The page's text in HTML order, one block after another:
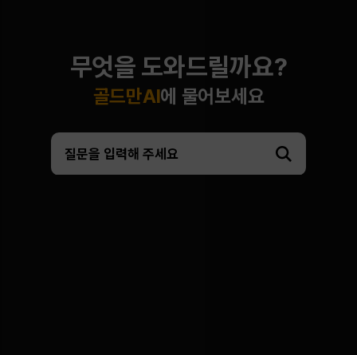
무엇을 도와드릴까요?
골드만AI에 물어보세요